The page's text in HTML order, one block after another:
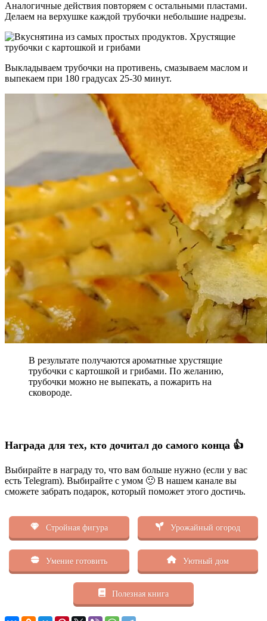
Аналогичные действия повторяем с остальными пластами.
Делаем на верхушке каждой трубочки небольшие надрезы.
Выкладываем трубочки на противень, смазываем маслом и
выпекаем при 180 градусах 25-30 минут.
В результате получаются ароматные хрустящие
трубочки с картошкой и грибами. По желанию,
трубочки можно не выпекать, а пожарить на
сковороде.
Награда для тех, кто дочитал до самого конца 👍
Выбирайте в награду то, что вам больше нужно (если у вас
есть Telegram). Выбирайте с умом 🙂 В нашем канале вы
сможете забрать подарок, который поможет этого достичь.
Стройная фигура Урожайный огород
Умение готовить Уютный дом
Полезная книга